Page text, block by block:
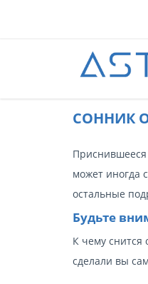
CОННИК
Приснившееся
может иногда
остальные
Будьте
К чему снится
сделали вы